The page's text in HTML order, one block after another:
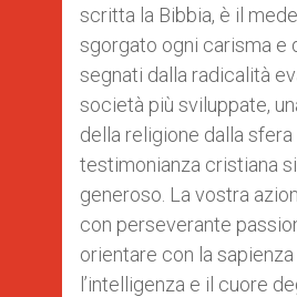
scritta la Bibbia, è il
sgorgato ogni carisma e
segnati dalla radicalità
società più sviluppate,
della religione dalla
testimonianza cristiana
generoso. La vostra
con perseverante
orientare con la
l’intelligenza e il cuore